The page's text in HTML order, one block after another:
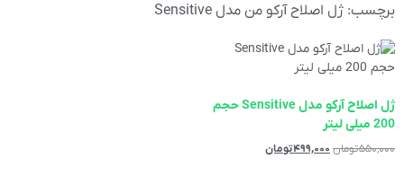
برچسب: ژل اصلاح آرکو من مدل Sensitive
ژل اصلاح آرکو مدل Sensitive حجم
200 میلی لیتر
۵۵۰,۰۰۰تومان ۴۹۹,۰۰۰تومان